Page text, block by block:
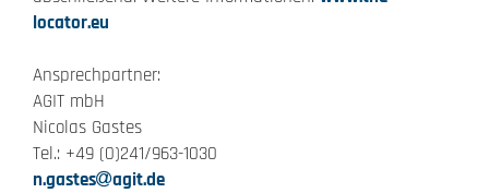
locator.eu
Ansprechpartner:
AGIT mbH
Nicolas Gastes
Tel.: +49 (0)241/963-1030
n.gastes
agit.de